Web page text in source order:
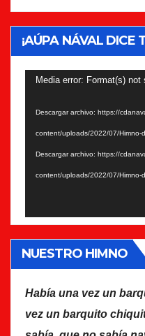
¡AÚPA NÁVAL DICE
Reproductor
Media error: Format(s)
Descargar archivo: https://
content/uploads/2022/07/Himno-
Descargar archivo: https://
content/uploads/2022/07/Himno-
NUESTRO HIMNO
Había una vez un
vez un barquito